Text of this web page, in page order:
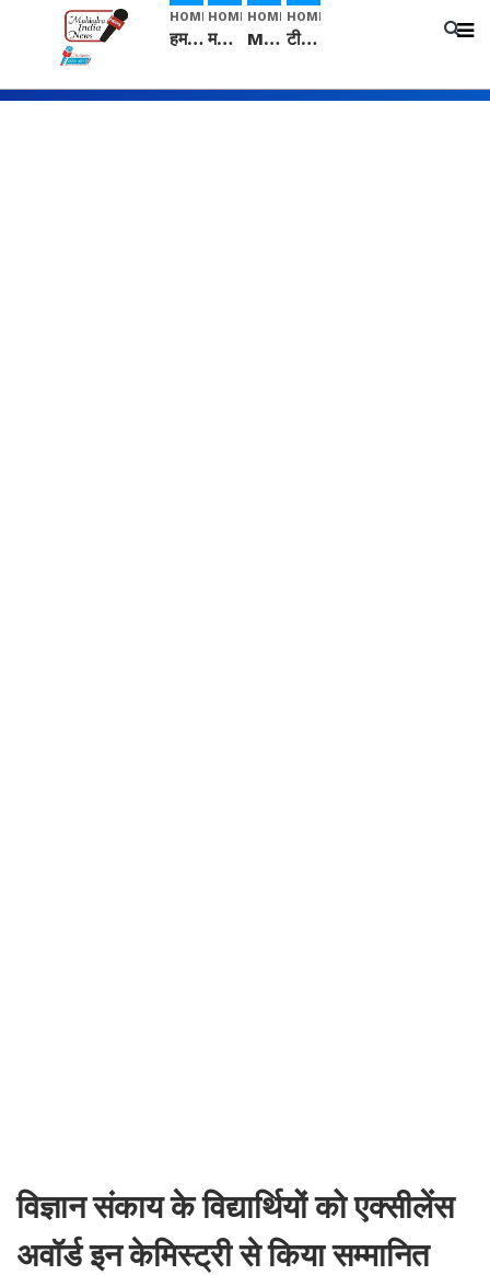
HOME
हम सनातनी..." सांसद kangana Ranaut से क्या बोली लड़की? Viral Jantar-Mantar | CJP protest
HOME
मनीषा हत्याकांड: हत्या, आत्महत्या या कोई बड़ा राज? | Full Story | Josh Haryana
HOME
Mangalsutra: हिंदू धर्म में शादी के बाद मंगलसूत्र क्यों पहनती है महिलाएं, किसने शुरु की ये परंपरा
HOME
टीम बीकेई ने एग्रीकल्चर ग्रेड की यूरिया खाद गट्टों में बदलकर टेक्निकल ग्रेड में बेचने वालों पर करवाई कार्रवाई: लखविंदर सिंह औलख
विज्ञान संकाय के विद्यार्थियों को एक्सीलेंस
अवॉर्ड इन केमिस्ट्री से किया सम्मानित